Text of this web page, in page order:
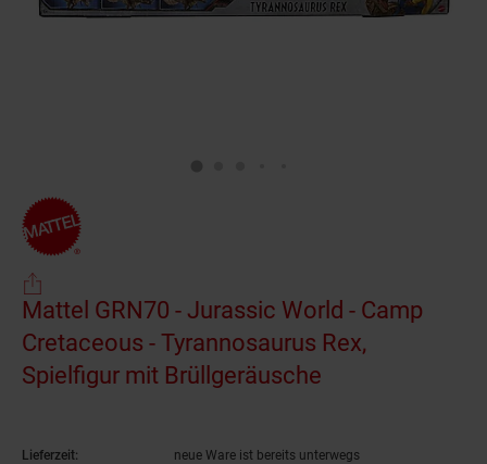
Mattel GRN70 - Jurassic World - Camp
Cretaceous - Tyrannosaurus Rex,
Spielfigur mit Brüllgeräusche
Lieferzeit: neue Ware ist bereits unterwegs